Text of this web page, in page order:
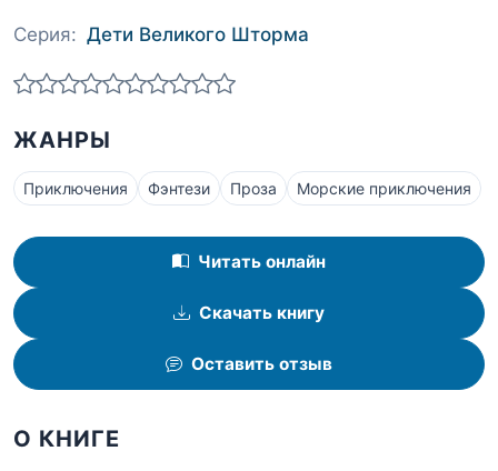
Серия: Дети Великого Шторма
ЖАНРЫ
Приключения Фэнтези Проза Морские приключения
Читать онлайн
Скачать книгу
Оставить отзыв
О КНИГЕ